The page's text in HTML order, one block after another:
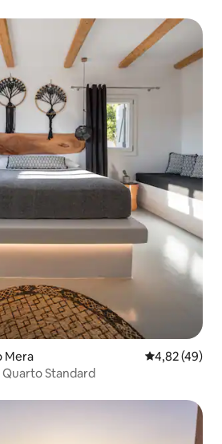
Mera 4,82 de uma
4,82 (49)
Quarto Standard